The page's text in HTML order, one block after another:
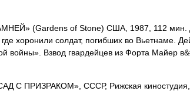
(Gardens of Stone) США, 1987, 112 мин.
хоронили солдат, погибших во Вьетнаме.
войны». Взвод гвардейцев из Форта Майер
С ПРИЗРАКОМ», СССР, Рижская киностудия,